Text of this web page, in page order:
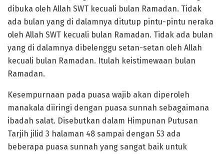
dibuka oleh Allah SWT kecuali bulan Ramadan. Tidak
ada bulan yang di dalamnya ditutup pintu-pintu neraka
oleh Allah SWT kecuali bulan Ramadan. Tidak ada bulan
yang di dalamnya dibelenggu setan-setan oleh Allah
kecuali bulan Ramadan. Itulah keistimewaan bulan
Ramadan.
Kesempurnaan pada puasa wajib akan diperoleh
manakala diiringi dengan puasa sunnah sebagaimana
ibadah salat. Disebutkan dalam Himpunan Putusan
Tarjih jilid 3 halaman 48 sampai dengan 53 ada
beberapa puasa sunnah yang sangat baik untuk